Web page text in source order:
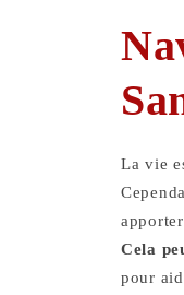
La vie
Cela
pour